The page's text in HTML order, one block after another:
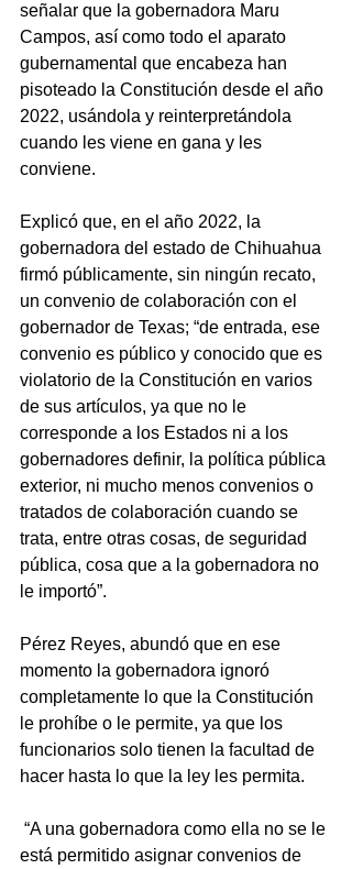
señalar que la gobernadora Maru
Campos, así como todo el aparato
gubernamental que encabeza han
pisoteado la Constitución desde el año
2022, usándola y reinterpretándola
cuando les viene en gana y les
conviene.
Explicó que, en el año 2022, la
gobernadora del estado de Chihuahua
firmó públicamente, sin ningún recato,
un convenio de colaboración con el
gobernador de Texas; “de entrada, ese
convenio es público y conocido que es
violatorio de la Constitución en varios
de sus artículos, ya que no le
corresponde a los Estados ni a los
gobernadores definir, la política pública
exterior, ni mucho menos convenios o
tratados de colaboración cuando se
trata, entre otras cosas, de seguridad
pública, cosa que a la gobernadora no
le importó”.
Pérez Reyes, abundó que en ese
momento la gobernadora ignoró
completamente lo que la Constitución
le prohíbe o le permite, ya que los
funcionarios solo tienen la facultad de
hacer hasta lo que la ley les permita.
está permitido asignar convenios de